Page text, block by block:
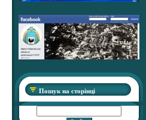
Пошук на сторінці